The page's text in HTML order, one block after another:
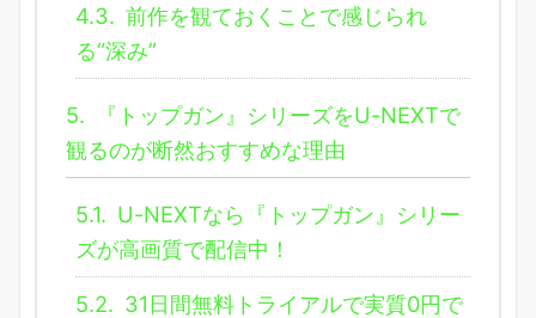
4.3. 前作を観ておくことで感じられ
る“深み”
5.
『トップガン』シリーズをU-NEXTで
観るのが断然おすすめな理由
5.1. U-NEXTなら『トップガン』シリー
ズが高画質で配信中！
5.2. 31日間無料トライアルで実質0円で